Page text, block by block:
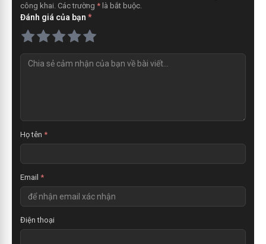
công khai. Các trường *là bắt buộc.
Đánh giá của bạn *
N
é
Họ tên *
Email *
Điện thoại